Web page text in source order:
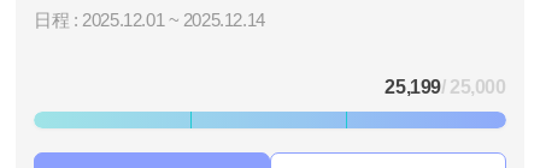
日程 : 2025.12.01 ~ 2025.12.14
25,199/ 25,000